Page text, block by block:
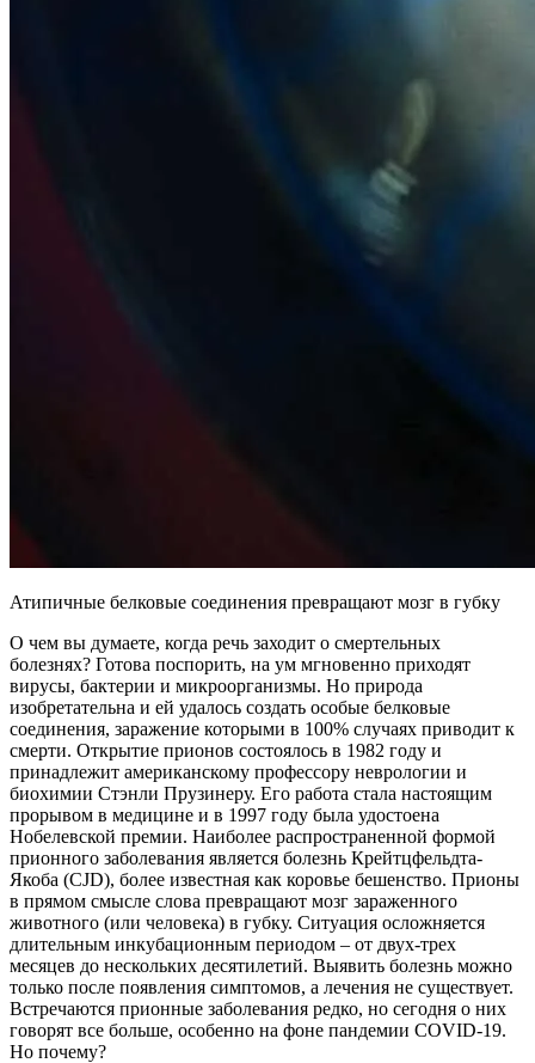
Атипичные белковые соединения превращают мозг в губку
О чем вы думаете, когда речь заходит о смертельных
болезнях? Готова поспорить, на ум мгновенно приходят
вирусы, бактерии и микроорганизмы. Но природа
изобретательна и ей удалось создать особые белковые
соединения, заражение которыми в 100% случаях приводит к
смерти. Открытие прионов состоялось в 1982 году и
принадлежит американскому профессору неврологии и
биохимии Стэнли Прузинеру. Его работа стала настоящим
прорывом в медицине и в 1997 году была удостоена
Нобелевской премии. Наиболее распространенной формой
прионного заболевания является болезнь Крейтцфельдта-
Якоба (CJD), более известная как коровье бешенство. Прионы
в прямом смысле слова превращают мозг зараженного
животного (или человека) в губку. Ситуация осложняется
длительным инкубационным периодом – от двух-трех
месяцев до нескольких десятилетий. Выявить болезнь можно
только после появления симптомов, а лечения не существует.
Встречаются прионные заболевания редко, но сегодня о них
говорят все больше, особенно на фоне пандемии COVID-19.
Но почему?